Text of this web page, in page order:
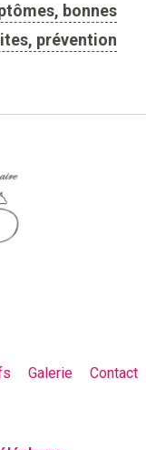
bonnes
prévention
Galerie Contact